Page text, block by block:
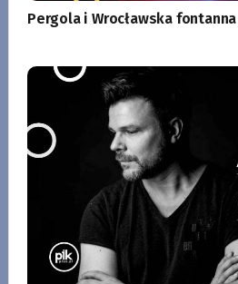
Pergola i Wrocławska